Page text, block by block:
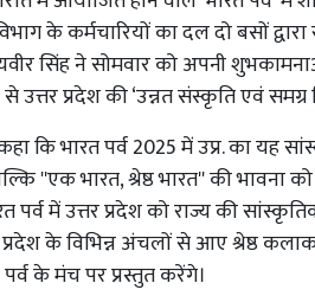
के कर्मचारियों का दल दो बसों
सिंह ने सोमवार को अपनी
उत्तर प्रदेश की ‘उन्नत संस्कृति एवं
कि भारत पर्व 2025 में उप्र. का
''एक भारत, श्रेष्ठ भारत'' की
पर्व में उत्तर प्रदेश को राज्य की
के विभिन्न अंचलों से आए श्रेष्ठ
के मंच पर प्रस्तुत करेंगे।